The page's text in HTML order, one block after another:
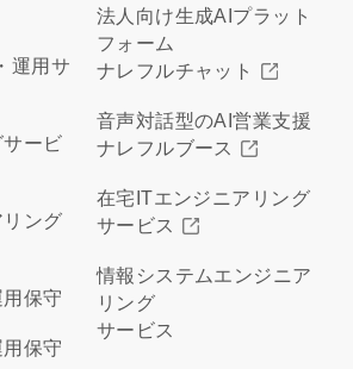
運用サ
ービ
ング
保守
保守
法人向け生成AIプラット
フォーム
ナレフルチャット
音声対話型のAI営業支援
ナレフルブース
在宅ITエンジニアリング
サービス
情報システムエンジニア
リング
サービス